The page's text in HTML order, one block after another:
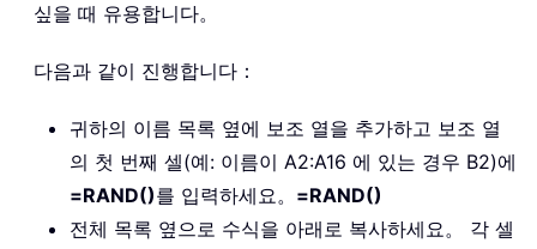
싶을 때 유용합니다。
다음과 같이 진행합니다：
귀하의 이름 목록 옆에 보조 열을 추가하고 보조 열
의 첫 번째 셀(예: 이름이 A2:A16 에 있는 경우 B2)에
=RAND()를 입력하세요。 =RAND()
전체 목록 옆으로 수식을 아래로 복사하세요。 각 셀